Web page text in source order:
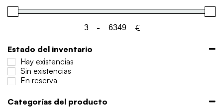
Minimum Price
- Maximum Price
€
Estado del inventario
Hay existencias
Sin existencias
En reserva
Categorías del producto